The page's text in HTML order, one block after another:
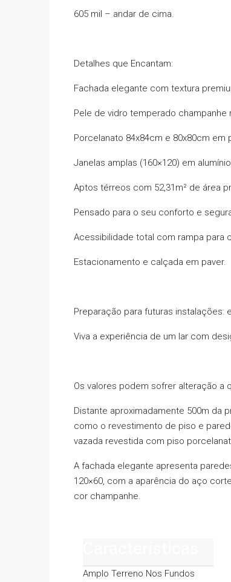
605 mil – andar de cima.
Detalhes que Encantam:
Fachada elegante com textura
Pele de vidro temperado champanhe
Porcelanato 84x84cm e 80x80cm em
Janelas amplas (160×120) em
Aptos térreos com 52,31m² de área
Pensado para o seu conforto e
Acessibilidade total com rampa para
Estacionamento e calçada em paver.
Preparação para futuras instalações:
Viva a experiência de um lar com
Os valores podem sofrer alteração a
Distante aproximadamente 500m da
como o revestimento de piso e
vazada revestida com piso
A fachada elegante apresenta
120×60, com a aparência do aço
cor champanhe.
Amplo Terreno Nos Fundos